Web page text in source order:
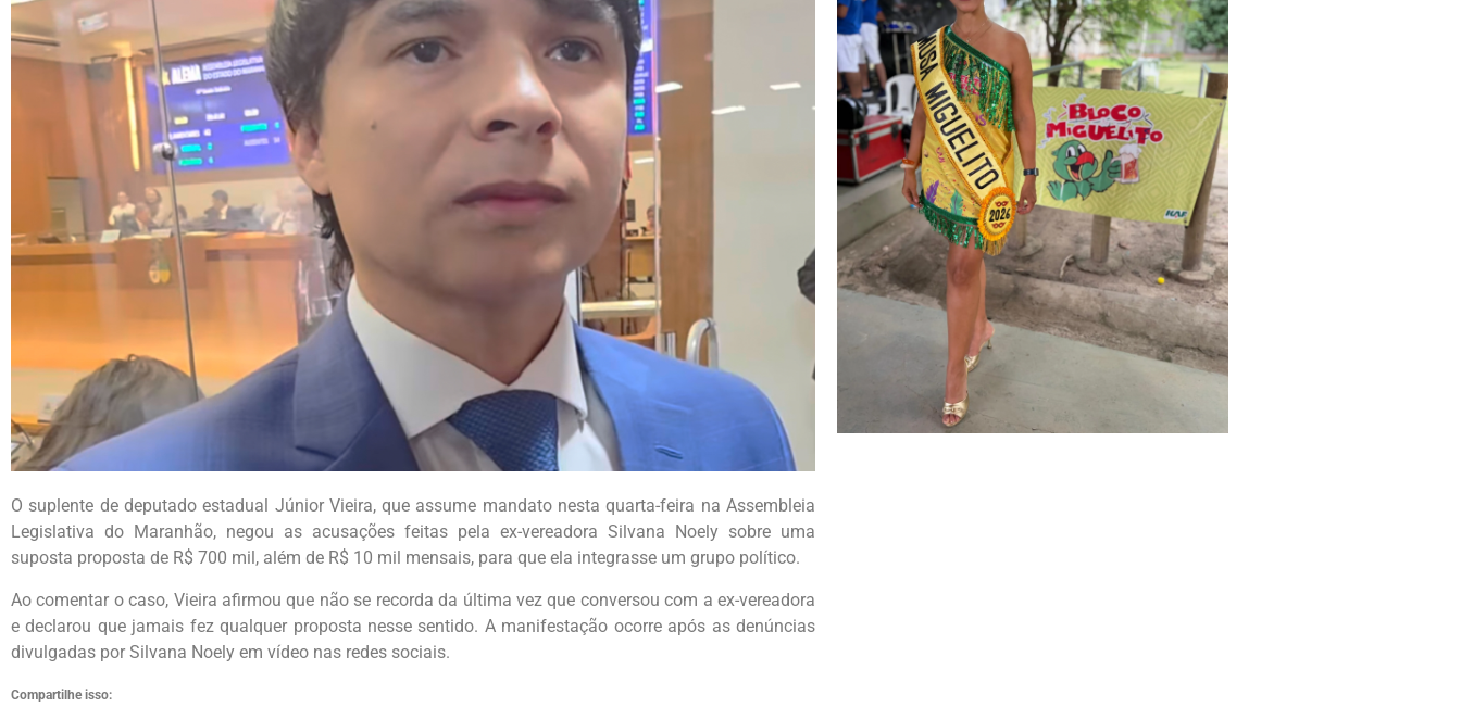
O suplente de deputado estadual Júnior Vieira, que assume mandato nesta quarta-feira na Assembleia
Legislativa do Maranhão, negou as acusações feitas pela ex-vereadora Silvana Noely sobre uma
suposta proposta de R$ 700 mil, além de R$ 10 mil mensais, para que ela integrasse um grupo político.
Ao comentar o caso, Vieira afirmou que não se recorda da última vez que conversou com a ex-vereadora
e declarou que jamais fez qualquer proposta nesse sentido. A manifestação ocorre após as denúncias
divulgadas por Silvana Noely em vídeo nas redes sociais.
Compartilhe isso: